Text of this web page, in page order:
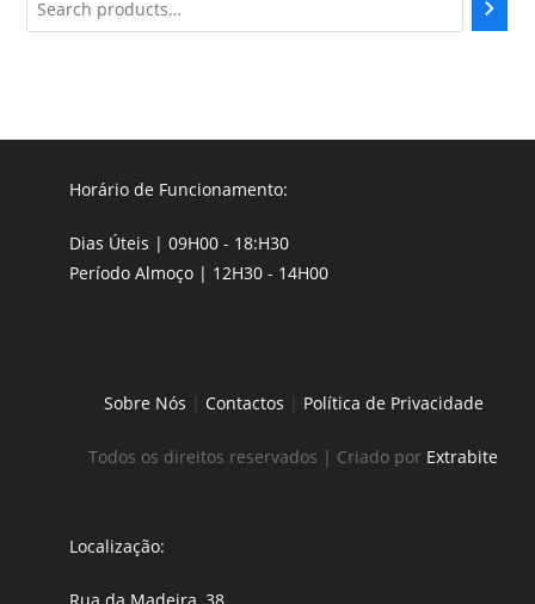
Horário de Funcionamento:
Dias Úteis | 09H00 - 18:H30
Período Almoço | 12H30 - 14H00
Sobre Nós | Contactos | Política de Privacidade
Todos os direitos reservados | Criado por Extrabite
Localização: